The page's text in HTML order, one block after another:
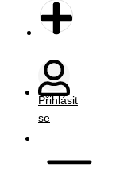
Přihlásit
se